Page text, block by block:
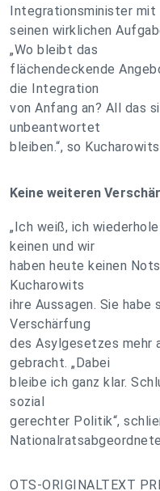
Integrationsminister mit
seinen wirklichen
„Wo bleibt das
flächendeckende
die Integration
von Anfang an? All das
unbeantwortet
bleiben.“, so
Keine weiteren
„Ich weiß, ich
keinen und wir
haben heute keinen
Kucharowits
ihre Aussagen. Sie habe
Verschärfung
des Asylgesetzes mehr
gebracht. „Dabei
bleibe ich ganz klar.
sozial
gerechter Politik“,
OTS-ORIGINALTEXT